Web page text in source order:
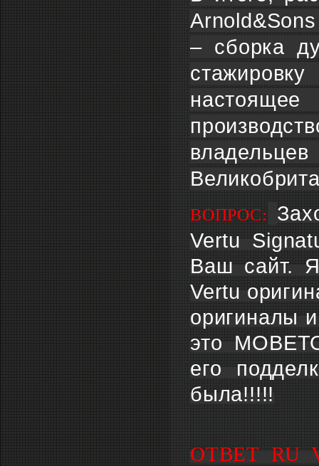
– сборка
ВОПРОС:
Vertu
Ваш сайт.
Vertu
оригиналы
это
его
была!!!!!
ОТВЕТ RU